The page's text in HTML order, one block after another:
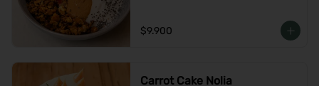
$9.900
Carrot Cake Nolia